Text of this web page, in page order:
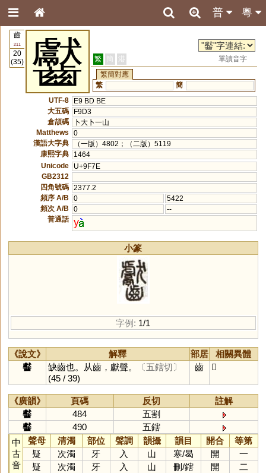
粵
普
齒
211
20
(35)
齾 繁 簡 港
單讀音字
繁簡對應
繁
簡
UTF-8
E9 BD BE
大五碼
F9D3
倉頡碼
卜大卜一山
Matthews
0
漢語大字典
（一版）4802；（二版）5119
康熙字典
1464
Unicode
U+9F7E
GB2312
四角號碼 2377.2
頻序 A/B
0
5422
頻次 A/B
0
--
普通話 y
小篆
字例: 1/1
《說文》 解釋 部居
相關異體
齾
缺齒也。从齒，獻聲。
〔五鎋切〕
(45 / 39)
齒 𪚋
《廣韻》 頁碼 反切
註解
齾
484
五割
齾
490
五鎋
中
古
音
聲母 清濁 部位 聲調 韻攝 韻目 開合
等第
疑
次濁 牙 入 山 寒/曷 開
一
疑
次濁 牙 入 山 刪/鎋 開 二